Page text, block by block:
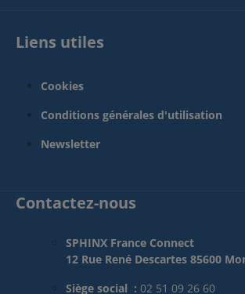
est livrée avec un boîtier
en alliage de métal léger
avec tous les produits
Spécifications
bits dans le module
les paramètres
CSP/PKCS#11 Un client
mobile inclus (Android,
l'identifiant « EF »,
Liens utiles
Cookies
Conditions générales d'utilisation
Newsletter
Contactez-nous
SPHINX France Connect
12 Rue René Descartes 85600
Siège social : 02 51 09 26 60